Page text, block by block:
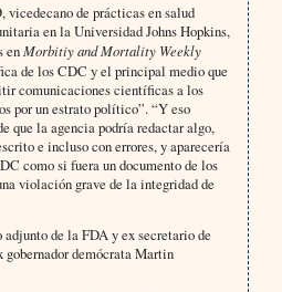
vicedecano de prácticas en salud
en la Universidad Johns Hopkins,
enMorbitiy and Mortality Weekly
de los CDC y el principal medio que
comunicaciones científicas a los
por un estrato político”. “Y eso
que la agencia podría redactar algo,
e incluso con errores, y aparecería
como si fuera un documento de los
violación grave de la integridad de
de la FDA y ex secretario de
demócrata Martin